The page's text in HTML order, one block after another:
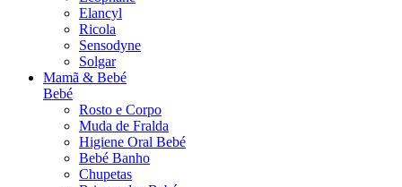
Elancyl
Ricola
Sensodyne
Solgar
Mamã & Bebé
Bebé
Rosto e Corpo
Muda de Fralda
Higiene Oral Bebé
Bebé Banho
Chupetas